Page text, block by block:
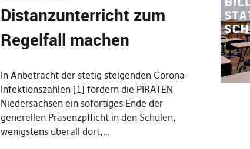
Distanzunterricht zum
Regelfall machen
In Anbetracht der stetig steigenden Corona-
Infektionszahlen [1] fordern die PIRATEN
Niedersachsen ein sofortiges Ende der
generellen Präsenzpflicht in den Schulen,
wenigstens überall dort,…